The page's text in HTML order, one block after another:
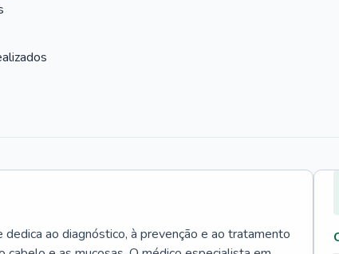
ao diagnóstico, à prevenção e ao tratamento